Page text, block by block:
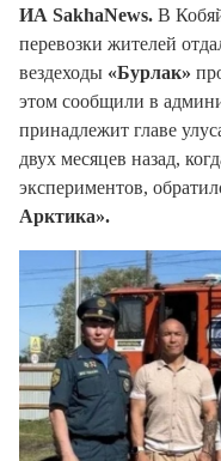
ИA SakhaNews. В
перевозки жителей
вездеходы «Бурлак»
этом сообщили в
принадлежит главе
двух месяцев назад,
экспериментов,
Арктика».